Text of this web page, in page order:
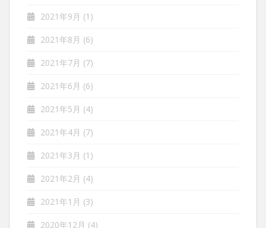
2021年9月 (1)
2021年8月 (6)
2021年7月 (7)
2021年6月 (6)
2021年5月 (4)
2021年4月 (7)
2021年3月 (1)
2021年2月 (4)
2021年1月 (3)
2020年12月 (4)